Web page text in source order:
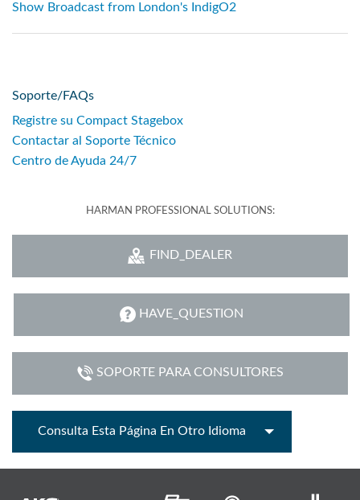
Show Broadcast from London's IndigO2
Soporte/FAQs
Registre su Compact Stagebox
Contactar al Soporte Técnico
Centro de Ayuda 24/7
HARMAN PROFESSIONAL SOLUTIONS:
FIND_DEALER
HAVE_QUESTION
SOPORTE PARA CONSULTORES
Consulta Esta Página En Otro Idioma